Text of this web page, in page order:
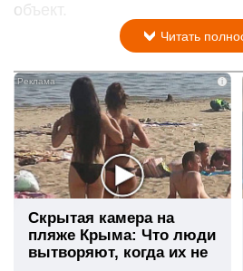
объект.
Читать
i
Скрытая камера на
пляже Крыма: Что люди
вытворяют, когда их не